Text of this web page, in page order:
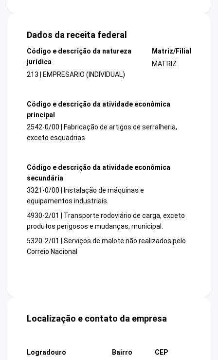
Dados da receita federal
Código e descrição da natureza
jurídica
213 | EMPRESARIO (INDIVIDUAL)
Matriz/Filial
MATRIZ
Código e descrição da atividade econômica
principal
2542-0/00 | Fabricação de artigos de serralheria,
exceto esquadrias
Código e descrição da atividade econômica
secundária
3321-0/00 | Instalação de máquinas e
equipamentos industriais
4930-2/01 | Transporte rodoviário de carga, exceto
produtos perigosos e mudanças, municipal.
5320-2/01 | Serviços de malote não realizados pelo
Correio Nacional
Localização e contato da empresa
Logradouro
Bairro
CEP